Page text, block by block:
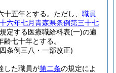
五年とする。 ただし、 職員
六年七月青森県条例第三十七
定する医療職給料表(一)の適
七十年とする。
条例三八・一部改正)
した職員が第二条の規定によ